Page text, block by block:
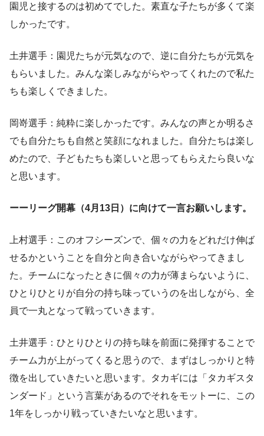
園児と接するのは初めてでした。素直な子たちが多くて楽
しかったです。
土井選手：園児たちが元気なので、逆に自分たちが元気を
もらいました。みんな楽しみながらやってくれたので私た
ちも楽しくできました。
岡嵜選手：純粋に楽しかったです。みんなの声とか明るさ
でも自分たちも自然と笑顔になれました。自分たちは楽し
めたので、子どもたちも楽しいと思ってもらえたら良いな
と思います。
ーーリーグ開幕（4月13日）に向けて一言お願いします。
上村選手：このオフシーズンで、個々の力をどれだけ伸ば
せるかということを自分と向き合いながらやってきまし
た。チームになったときに個々の力が薄まらないように、
ひとりひとりが自分の持ち味っていうのを出しながら、全
員で一丸となって戦っていきます。
土井選手：ひとりひとりの持ち味を前面に発揮することで
チーム力が上がってくると思うので、まずはしっかりと特
徴を出していきたいと思います。タカギには「タカギスタ
ンダード」という言葉があるのでそれをモットーに、この
1年をしっかり戦っていきたいなと思います。